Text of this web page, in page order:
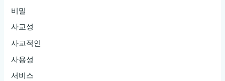
비밀
사교성
사교적인
사용성
서비스